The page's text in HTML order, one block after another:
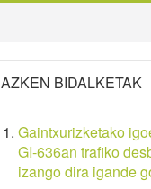
AZKEN BIDALKETAK
Gaintxurizketako
GI-636an trafiko
izango dira igande